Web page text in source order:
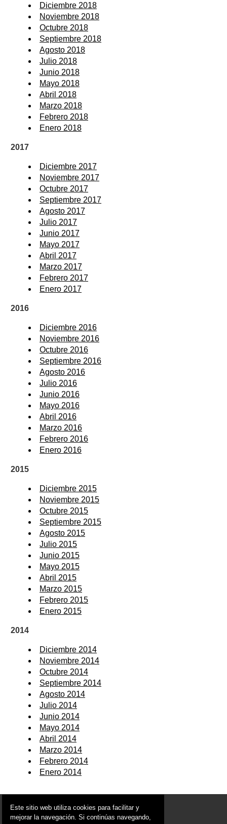
Diciembre 2018
Noviembre 2018
Octubre 2018
Septiembre 2018
Agosto 2018
Julio 2018
Junio 2018
Mayo 2018
Abril 2018
Marzo 2018
Febrero 2018
Enero 2018
2017
Diciembre 2017
Noviembre 2017
Octubre 2017
Septiembre 2017
Agosto 2017
Julio 2017
Junio 2017
Mayo 2017
Abril 2017
Marzo 2017
Febrero 2017
Enero 2017
2016
Diciembre 2016
Noviembre 2016
Octubre 2016
Septiembre 2016
Agosto 2016
Julio 2016
Junio 2016
Mayo 2016
Abril 2016
Marzo 2016
Febrero 2016
Enero 2016
2015
Diciembre 2015
Noviembre 2015
Octubre 2015
Septiembre 2015
Agosto 2015
Julio 2015
Junio 2015
Mayo 2015
Abril 2015
Marzo 2015
Febrero 2015
Enero 2015
2014
Diciembre 2014
Noviembre 2014
Octubre 2014
Septiembre 2014
Agosto 2014
Julio 2014
Junio 2014
Mayo 2014
Abril 2014
Marzo 2014
Febrero 2014
Enero 2014
© 2006 - 2026 Portal de Murcia Noticias
info@portaldemurcia.es
Este sitio web utiliza cookies para facilitar y
mejorar la navegación. Si continúas navegando,